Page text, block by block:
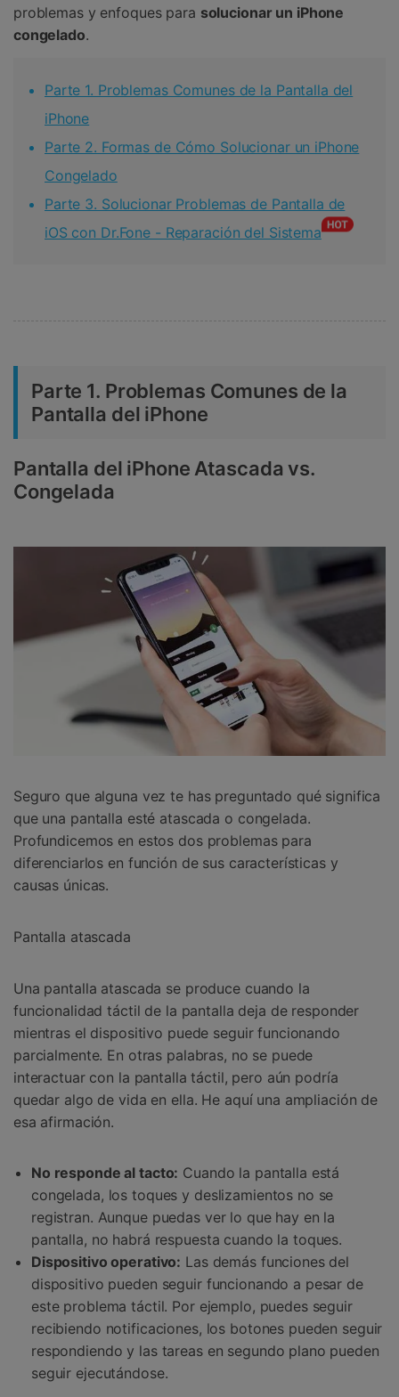
problemas y enfoques para solucionar un iPhone
congelado.
Parte 1. Problemas Comunes de la Pantalla del
iPhone
Parte 2. Formas de Cómo Solucionar un iPhone
Congelado
Parte 3. Solucionar Problemas de Pantalla de
iOS con Dr.Fone - Reparación del Sistema
Parte 1. Problemas Comunes de la
Pantalla del iPhone
Pantalla del iPhone Atascada vs.
Congelada
Seguro que alguna vez te has preguntado qué significa
que una pantalla esté atascada o congelada.
Profundicemos en estos dos problemas para
diferenciarlos en función de sus características y
causas únicas.
Pantalla atascada
Una pantalla atascada se produce cuando la
funcionalidad táctil de la pantalla deja de responder
mientras el dispositivo puede seguir funcionando
parcialmente. En otras palabras, no se puede
interactuar con la pantalla táctil, pero aún podría
quedar algo de vida en ella. He aquí una ampliación de
esa afirmación.
No responde al tacto: Cuando la pantalla está
congelada, los toques y deslizamientos no se
registran. Aunque puedas ver lo que hay en la
pantalla, no habrá respuesta cuando la toques.
Dispositivo operativo: Las demás funciones del
dispositivo pueden seguir funcionando a pesar de
este problema táctil. Por ejemplo, puedes seguir
recibiendo notificaciones, los botones pueden seguir
respondiendo y las tareas en segundo plano pueden
seguir ejecutándose.